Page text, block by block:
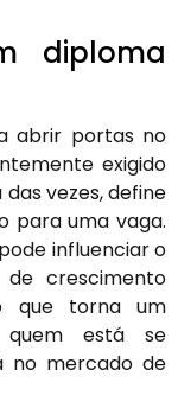
diploma
abrir portas no
exigido
vezes, define
para uma vaga.
influenciar o
crescimento
que torna um
está se
no mercado de